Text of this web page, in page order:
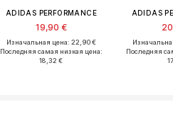
ADIDAS PERFORMANCE
19,90 €
Изначальная цена: 22,90 €
Последняя самая низкая цена:
18,32 €
ADIDAS
Последняя